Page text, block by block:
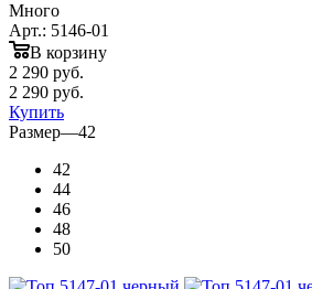
Много
Арт.: 5146-01
В корзину
2 290 руб.
2 290 руб.
Купить
Размер—42
42
44
46
48
50